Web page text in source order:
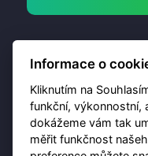
© 2026 Destinační
Informace o
Kliknutím na
funkční, výkonnostní,
dokážeme vám tak
měřit funkčnost